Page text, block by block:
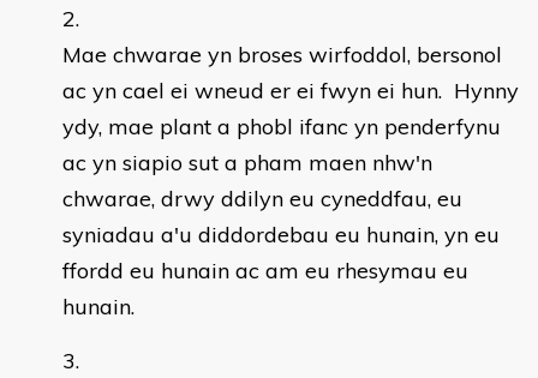
Mae chwarae yn broses wirfoddol, bersonol
ac yn cael ei wneud er ei fwyn ei hun. Hynny
ydy, mae plant a phobl ifanc yn penderfynu
ac yn siapio sut a pham maen nhw'n
chwarae, drwy ddilyn eu cyneddfau, eu
syniadau a'u diddordebau eu hunain, yn eu
ffordd eu hunain ac am eu rhesymau eu
hunain.